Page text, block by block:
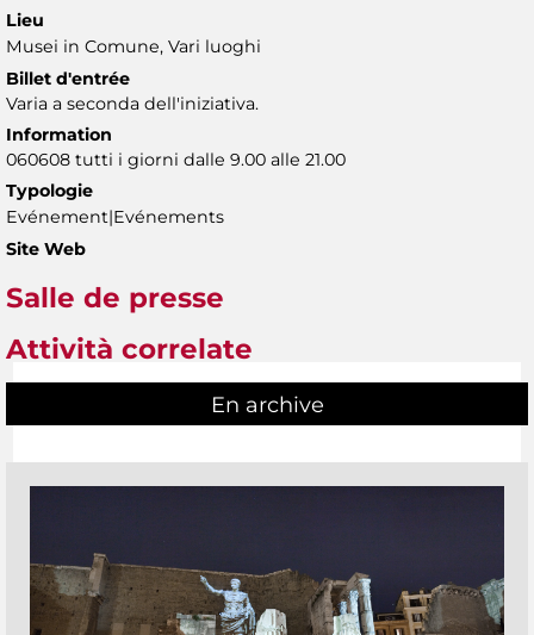
Lieu
Musei in Comune, Vari luoghi
Billet d'entrée
Varia a seconda dell'iniziativa.
Information
060608 tutti i giorni dalle 9.00 alle 21.00
Typologie
Evénement|Evénements
Site Web
Salle de presse
Attività correlate
En archive